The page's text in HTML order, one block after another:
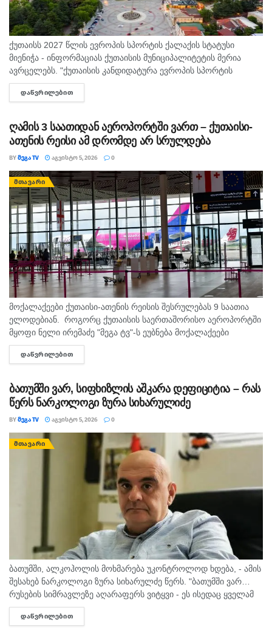
ქუთაისს 2027 წლის ევროპის სპორტის ქალაქის სტატუსი
მიენიჭა - ინფორმაციას ქუთაისის მუნიციპალიტეტის მერია
ავრცელებს. "ქუთაისის კანდიდატურა ევროპის სპორტის
დედაქალაქებისა და ქალაქების ფედერაციაში ( ACES )
„ევროპის სპორტის ქალაქი 2027“-ის სტატუსის...
ᲓᲐᲬᲕᲠᲘᲚᲔᲑᲘᲗ
ღამის 3 საათიდან აეროპორტში ვართ – ქუთაისი-
ათენის რეისი ამ დრომდე არ სრულდება
BYᲛᲔᲒᲐ TV ᲐᲒᲕᲘᲡᲢᲝ 5, 2026 0
ᲛᲗᲐᲕᲐᲠᲘ
მოქალაქეები ქუთაისი-ათენის რეისის შესრულებას 9 საათია
ელოდებიან. როგორც ქუთაისის საერთაშორისო აეროპორტში
მყოფი ნელი ირემაძე "მეგა ტვ"-ს ეუბნება მოქალაქეები
შუაღამის შემდეგ ელოდებიან რეისს, თუმცა მათი ფრენა უკვე
ორჯერ გადაიდო. მისივე თქმით...
ᲓᲐᲬᲕᲠᲘᲚᲔᲑᲘᲗ
ბათუმში ვარ, სიფხიზლის აშკარა დეფიციტია – რას
წერს ნარკოლოგი ზურა სიხარულიძე
BYᲛᲔᲒᲐ TV ᲐᲒᲕᲘᲡᲢᲝ 5, 2026 0
ᲛᲗᲐᲕᲐᲠᲘ
ბათუმში, ალკოჰოლის მოხმარება უკონტროლოდ ხდება, - ამის
შესახებ ნარკოლოგი ზურა სიხარულძე წერს. "ბათუმში ვარ…
რუსების სიმრავლეზე აღარაფერს ვიტყვი - ეს ისედაც ყველამ
იცის. მინდა სხვა, უფრო მნიშვნელოვანი საკითხი
გამოვყო.პირველი, რაც თვალში...
ᲓᲐᲬᲕᲠᲘᲚᲔᲑᲘᲗ